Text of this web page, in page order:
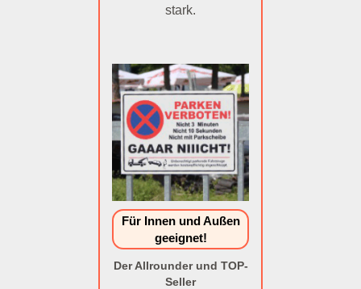
stark.
Für Innen und Außen
geeignet!
Der Allrounder und TOP-
Seller